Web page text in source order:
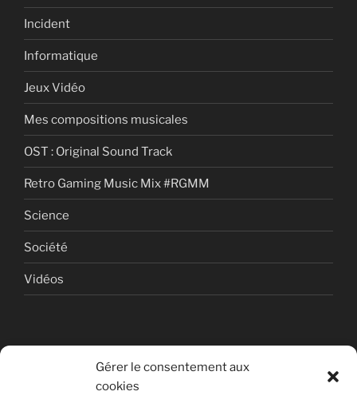
Gérer le consentement aux
cookies
Incident
Informatique
Jeux Vidéo
Mes compositions musicales
OST : Original Sound Track
Retro Gaming Music Mix #RGMM
Science
Société
Vidéos